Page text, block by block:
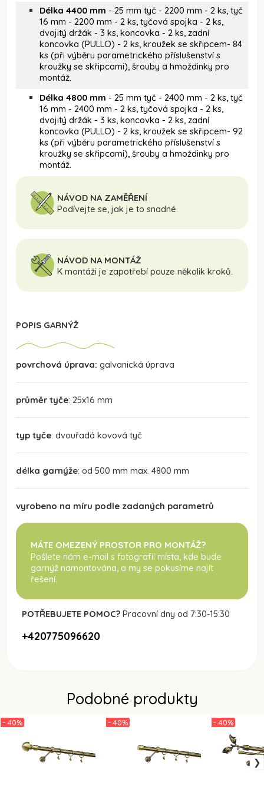
Délka 4400 mm - 25 mm tyč - 2200 mm - 2 ks, tyč
16 mm - 2200 mm - 2 ks, tyčová spojka - 2 ks,
dvojitý držák - 3 ks, koncovka - 2 ks, zadní
koncovka (PULLO) - 2 ks, kroužek se skřipcem- 84
ks (při výběru parametrického příslušenství s
kroužky se skřipcami), šrouby a hmoždinky pro
montáž.
Délka 4800 mm - 25 mm tyč - 2400 mm - 2 ks, tyč
16 mm - 2400 mm - 2 ks, tyčová spojka - 2 ks,
dvojitý držák - 3 ks, koncovka - 2 ks, zadní
koncovka (PULLO) - 2 ks, kroužek se skřipcem- 92
ks (při výběru parametrického příslušenství s
kroužky se skřipcami), šrouby a hmoždinky pro
montáž.
NÁVOD NA ZAMĚŘENÍ
Podívejte se, jak je to snadné.
NÁVOD NA MONTÁŽ
K montáži je zapotřebí pouze několik kroků.
POPIS GARNÝŽ
povrchová úprava: galvanická úprava
průměr tyče: 25x16 mm
typ tyče: dvouřadá kovová tyč
délka garnýže: od 500 mm max. 4800 mm
vyrobeno na míru podle zadaných parametrů
MÁTE OMEZENÝ PROSTOR PRO MONTÁŽ?
Pošlete nám e-mail s fotografií místa, kde bude
garnýž namontována, a my se pokusíme najít
řešení.
POTŘEBUJETE POMOC? Pracovní dny od 7:30-15:30
+420775096620
Podobné produkty
- 40% - 40% - 40%